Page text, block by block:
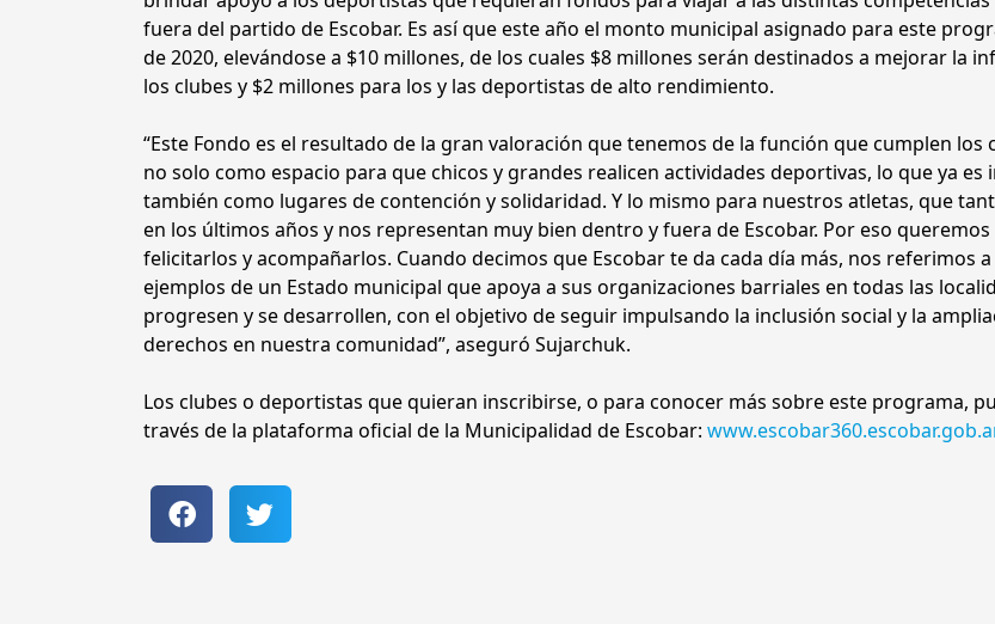
fuera del partido de Escobar. Es así que este año el monto municipal asignado para este
de 2020, elevándose a $10 millones, de los cuales $8 millones serán destinados a mejorar la
los clubes y $2 millones para los y las deportistas de alto rendimiento.
“Este Fondo es el resultado de la gran valoración que tenemos de la función que cumplen los
no solo como espacio para que chicos y grandes realicen actividades deportivas, lo que ya
también como lugares de contención y solidaridad. Y lo mismo para nuestros atletas, que
en los últimos años y nos representan muy bien dentro y fuera de Escobar. Por eso
felicitarlos y acompañarlos. Cuando decimos que Escobar te da cada día más, nos referimos
ejemplos de un Estado municipal que apoya a sus organizaciones barriales en todas las
progresen y se desarrollen, con el objetivo de seguir impulsando la inclusión social y la
derechos en nuestra comunidad”, aseguró Sujarchuk.
Los clubes o deportistas que quieran inscribirse, o para conocer más sobre este programa,
través de la plataforma oficial de la Municipalidad de Escobar: